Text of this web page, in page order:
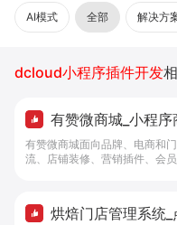
AI模式 全部 解决方
dcloud小程序插件开发
有赞微商城_小程
购工具 - 做生意, 找
有赞微商城面向品牌、电商和
流、店铺装修、营销插件、会
烘焙门店管理系统